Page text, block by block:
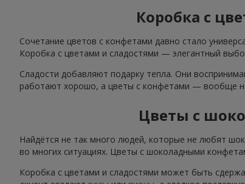
Коробка с
Сочетание цветов с конфетами давно стало
Коробка с цветами и сладостями — элегантный
Сладости добавляют подарку тепла. Они
работают хорошо, а цветы с конфетами — вообще
Цветы с
Найдётся не так много людей, которые не любят
во многих ситуациях. Цветы с шоколадными
Коробка с цветами и сладостями может быть